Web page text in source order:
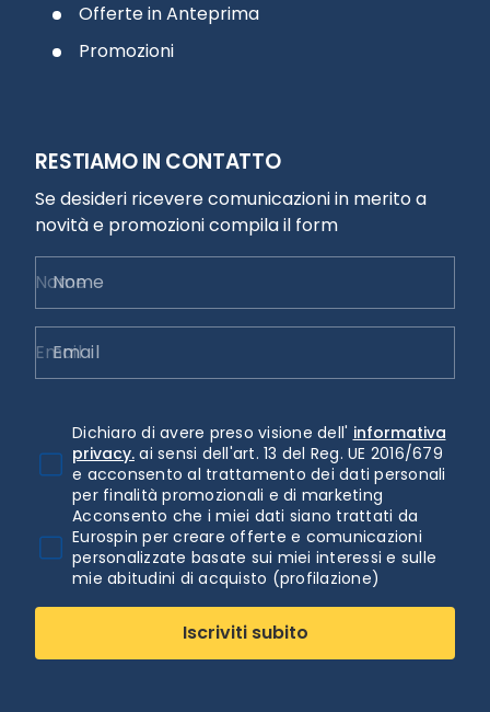
Offerte in Anteprima
Promozioni
RESTIAMO IN CONTATTO
Se desideri ricevere comunicazioni in merito a
novità e promozioni compila il form
Nome
Email
Dichiaro di avere preso visione dell' informativa
privacy. ai sensi dell'art. 13 del Reg. UE 2016/679
e acconsento al trattamento dei dati personali
per finalità promozionali e di marketing
Acconsento che i miei dati siano trattati da
Eurospin per creare offerte e comunicazioni
personalizzate basate sui miei interessi e sulle
mie abitudini di acquisto (profilazione)
Iscriviti subito